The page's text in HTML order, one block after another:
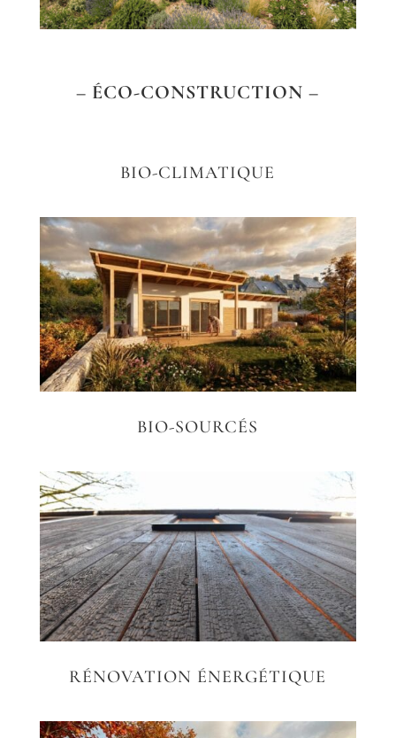
– ÉCO-CONSTRUCTION –
BIO-CLIMATIQUE
BIO-SOURCÉS
RÉNOVATION ÉNERGÉTIQUE